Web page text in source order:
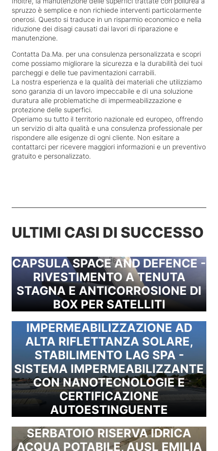
spruzzo è semplice e non richiede interventi particolarmente
onerosi. Questo si traduce in un risparmio economico e nella
riduzione dei disagi causati dai lavori di riparazione e
manutenzione.
Contatta Da.Ma. per una consulenza personalizzata e scopri
come possiamo migliorare la sicurezza e la durabilità dei tuoi
parcheggi e delle tue pavimentazioni carrabili.
La nostra esperienza e la qualità dei materiali che utilizziamo
sono garanzia di un lavoro impeccabile e di una soluzione
duratura alle problematiche di impermeabilizzazione e
protezione delle superfici.
Operiamo su tutto il territorio nazionale ed europeo, offrendo
un servizio di alta qualità e una consulenza professionale per
rispondere alle esigenze di ogni cliente. Non esitare a
contattarci per ricevere maggiori informazioni e un preventivo
gratuito e personalizzato.
ULTIMI CASI DI SUCCESSO
CAPSULA SPACE AND DEFENCE -
RIVESTIMENTO A TENUTA
STAGNA E ANTICORROSIONE DI
BOX PER SATELLITI
IMPERMEABILIZZAZIONE AD
ALTA RIFLETTANZA SOLARE,
STABILIMENTO LAG SPA -
SISTEMA IMPERMEABILIZZANTE
CON NANOTECNOLOGIE E
CERTIFICAZIONE
AUTOESTINGUENTE
SERBATOIO RISERVA IDRICA
ACQUA POTABILE, AUSL EMILIA